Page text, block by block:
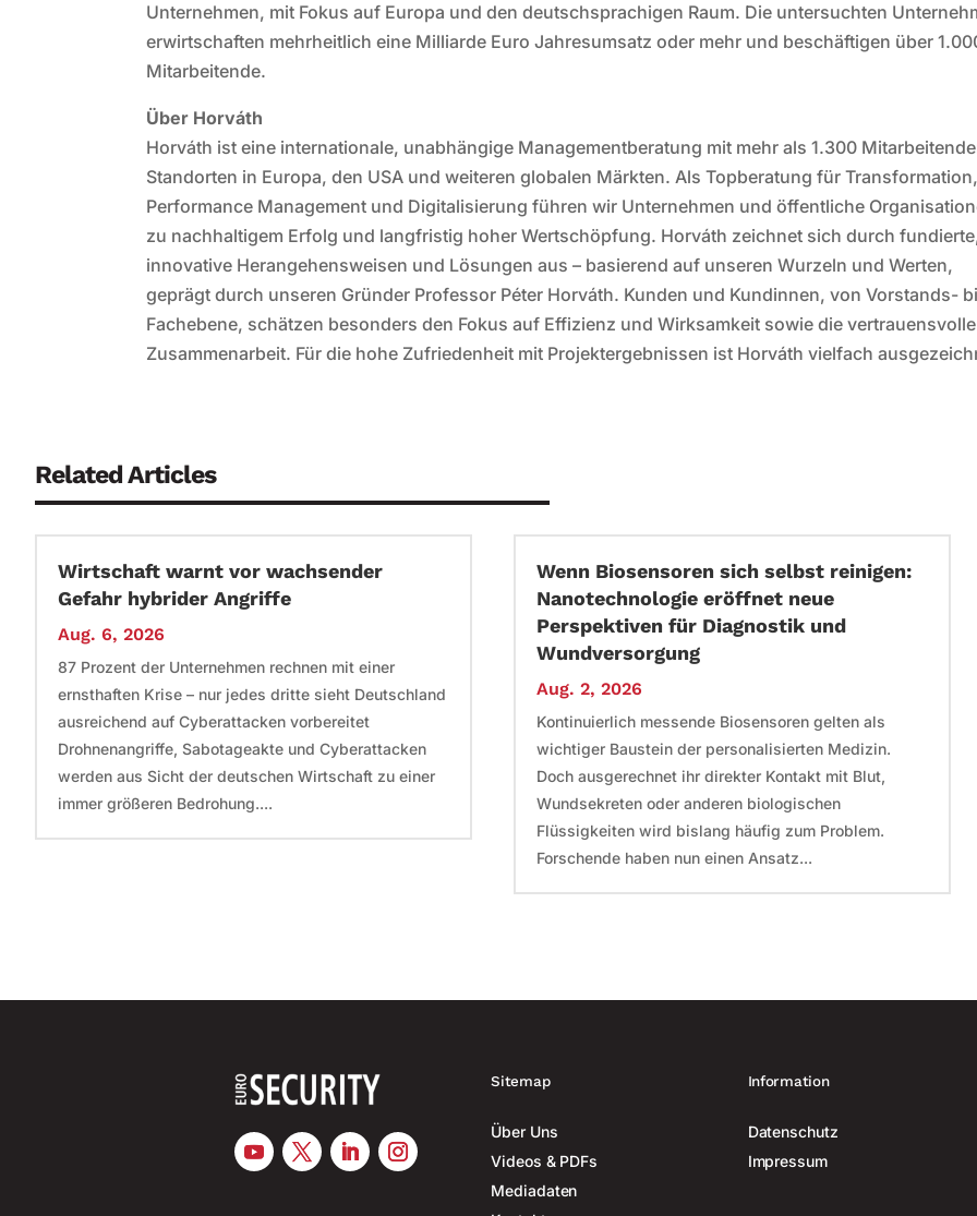
Unternehmen, mit Fokus auf Europa und den deutschsprachigen Raum. Die untersuchten
erwirtschaften mehrheitlich eine Milliarde Euro Jahresumsatz oder mehr und beschäftigen über
Mitarbeitende.
Über Horváth
Horváth ist eine internationale, unabhängige Managementberatung mit mehr als 1.300
Standorten in Europa, den USA und weiteren globalen Märkten. Als Topberatung für Transformation,
Performance Management und Digitalisierung führen wir Unternehmen und öffentliche
zu nachhaltigem Erfolg und langfristig hoher Wertschöpfung. Horváth zeichnet sich durch
innovative Herangehensweisen und Lösungen aus – basierend auf unseren Wurzeln und Werten,
geprägt durch unseren Gründer Professor Péter Horváth. Kunden und Kundinnen, von Vorstands-
Fachebene, schätzen besonders den Fokus auf Effizienz und Wirksamkeit sowie die vertrauensvolle
Zusammenarbeit. Für die hohe Zufriedenheit mit Projektergebnissen ist Horváth vielfach
Related Articles
Wirtschaft warnt vor wachsender
Gefahr hybrider Angriffe
Aug. 6, 2026
87 Prozent der Unternehmen rechnen mit einer
ernsthaften Krise – nur jedes dritte sieht Deutschland
ausreichend auf Cyberattacken vorbereitet
Drohnenangriffe, Sabotageakte und Cyberattacken
werden aus Sicht der deutschen Wirtschaft zu einer
immer größeren Bedrohung....
Wenn Biosensoren sich selbst reinigen:
Nanotechnologie eröffnet neue
Perspektiven für Diagnostik und
Wundversorgung
Aug. 2, 2026
Kontinuierlich messende Biosensoren gelten als
wichtiger Baustein der personalisierten Medizin.
Doch ausgerechnet ihr direkter Kontakt mit Blut,
Wundsekreten oder anderen biologischen
Flüssigkeiten wird bislang häufig zum Problem.
Forschende haben nun einen Ansatz...
Sitemap
Über Uns
Videos & PDFs
Mediadaten
Information
Datenschutz
Impressum